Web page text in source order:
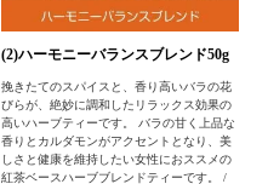
(2)ハーモニーバランスブレンド50g
挽きたてのスパイスと、香り高いバラの花
びらが、絶妙に調和したリラックス効果の
高いハーブティーです。 バラの甘く上品な
香りとカルダモンがアクセントとなり、美
しさと健康を維持したい女性におススメの
紅茶ベースハーブブレンドティーです。 /